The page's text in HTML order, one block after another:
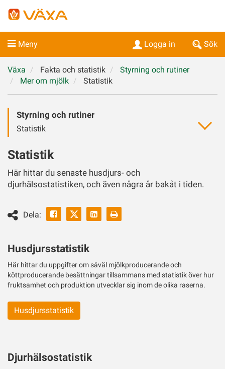
Meny Sök
Logga in
Växa Fakta och statistik
Styrning och rutiner
Mer om mjölk
Statistik
Styrning och rutiner
Statistik
Statistik
Här hittar du senaste husdjurs- och
djurhälsostatistiken, och även några år bakåt i tiden.
Dela:
Facebook LinkedinSkriv
Husdjursstatistik
Här hittar du uppgifter om såväl mjölkproducerande och
köttproducerande besättningar tillsammans med statistik över hur
fruktsamhet och produktion utvecklar sig inom de olika raserna.
Husdjursstatistik
Djurhälsostatistik